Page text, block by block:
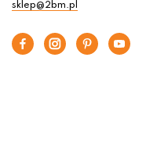
sklep@2bm.pl